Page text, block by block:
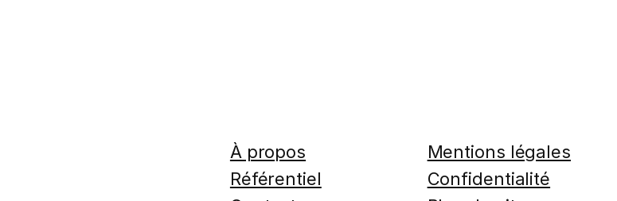
À propos
Référentiel
Mentions légales
Confidentialité